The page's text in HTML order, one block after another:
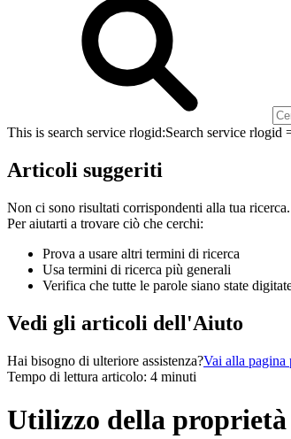
This is search service rlogid:Search service rlogid
Articoli suggeriti
Non ci sono risultati corrispondenti alla tua
Per aiutarti a trovare ciò che cerchi:
Prova a usare altri termini di ricerca
Usa termini di ricerca più generali
Verifica che tutte le parole siano state
Vedi gli articoli dell'Aiuto
Hai bisogno di ulteriore assistenza?Vai alla
Tempo di lettura articolo: 4 minuti
Utilizzo della